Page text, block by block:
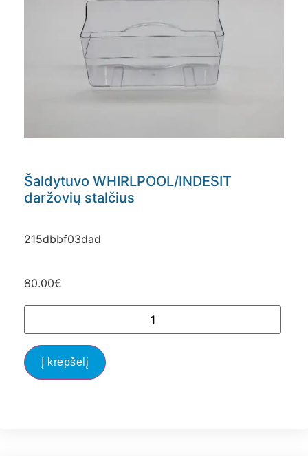
Šaldytuvo WHIRLPOOL/INDESIT
daržovių stalčius
215dbbf03dad
80.00€
Į krepšelį